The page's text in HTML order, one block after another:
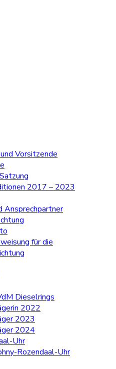
Vorsitzende
2017 – 2023
Ansprechpartner
für die
Dieselrings
2022
2023
2024
Uhr
Rozendaal-Uhr